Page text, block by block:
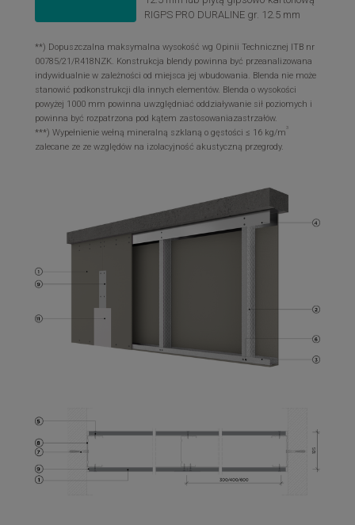
RIGPS PRO DURALINE gr. 12.5 mm
**) Dopuszczalna maksymalna wysokość wg Opinii Technicznej ITB nr
00785/21/R418NZK. Konstrukcja blendy powinna być przeanalizowana
indywidualnie w zależności od miejsca jej wbudowania. Blenda nie może
stanowić podkonstrukcji dla innych elementów. Blenda o wysokości
powyżej 1000 mm powinna uwzględniać oddziaływanie sił poziomych i
powinna być rozpatrzona pod kątem zastosowaniazastrzałów.
***) Wypełnienie wełną mineralną szklaną o gęstości ≤ 16 kg/m3
zalecane ze ze względów na izolacyjność akustyczną przegrody.